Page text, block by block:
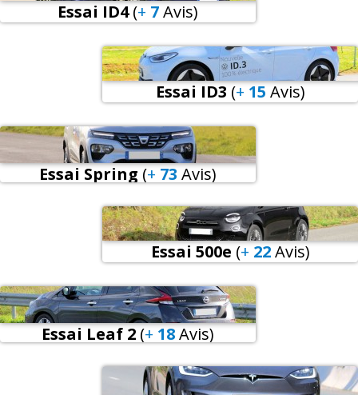
Essai ID4(+ 7Avis)
Essai ID3 (+ 15 Avis)
Essai Spring (+ 73 Avis)
Essai 500e (+ 22 Avis)
Essai Leaf 2 (+ 18Avis)